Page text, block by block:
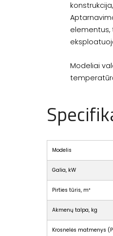
elementus,
Modeliai
Modelis
Galia, kW
Pirties tūris, m³
Akmenų talpa, kg
Krosnelės matmenys